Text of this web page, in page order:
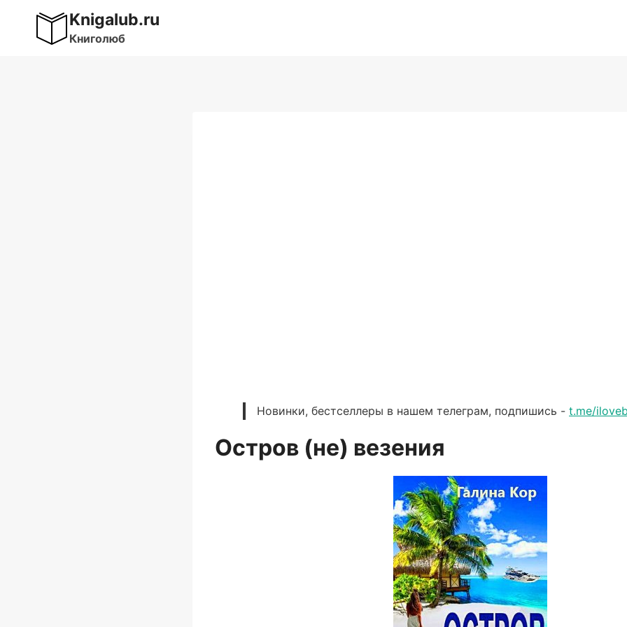
содержимому
Knigalub.ru
Книголюб
Новинки, бестселлеры в нашем телеграм, подпишись - t.me/
Остров (не) везения